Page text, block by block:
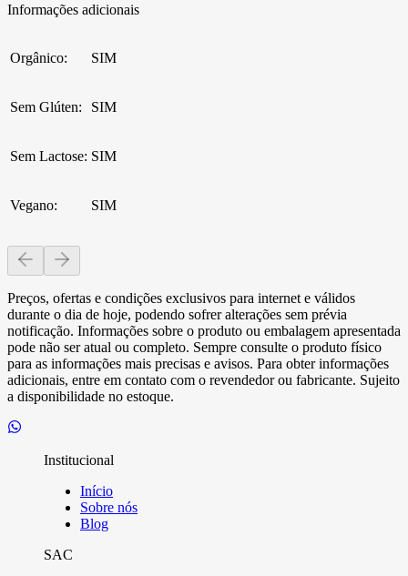
Informações adicionais
Orgânico: SIM
Sem Glúten: SIM
Sem Lactose: SIM
Vegano: SIM
Preços, ofertas e condições exclusivos para internet e válidos
durante o dia de hoje, podendo sofrer alterações sem prévia
notificação. Informações sobre o produto ou embalagem apresentada
pode não ser atual ou completo. Sempre consulte o produto físico
para as informações mais precisas e avisos. Para obter informações
adicionais, entre em contato com o revendedor ou fabricante. Sujeito
a disponibilidade no estoque.
Institucional
Início
Sobre nós
Blog
SAC